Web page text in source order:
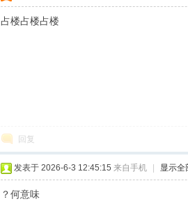
占楼占楼占楼
回复
发表于 2026-6-3 12:45:15 来自手机 显示全
？何意味